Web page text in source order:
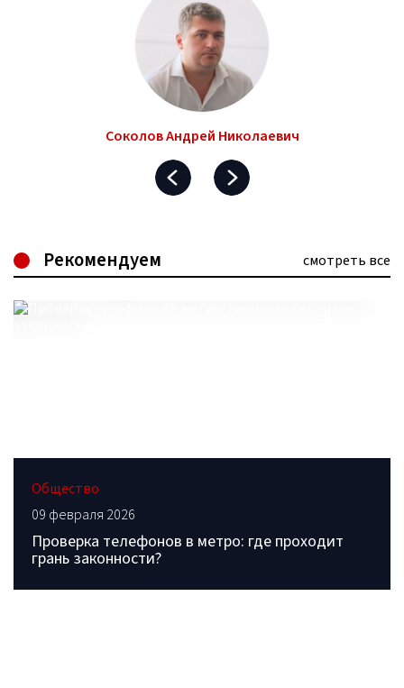
Соколов Андрей Николаевич
Рекомендуем смотреть все
Общество
09 февраля 2026
Проверка телефонов в метро: где проходит
грань законности?